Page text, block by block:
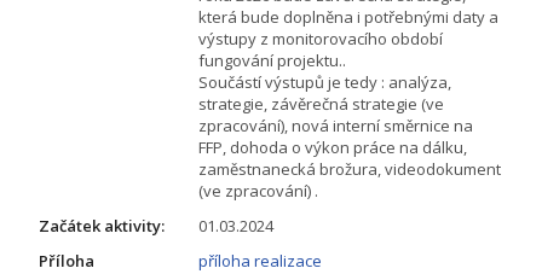
která bude doplněna i potřebnými daty a
výstupy z monitorovacího období
fungování projektu..
Součástí výstupů je tedy : analýza,
strategie, závěrečná strategie (ve
zpracování), nová interní směrnice na
FFP, dohoda o výkon práce na dálku,
zaměstnanecká brožura, videodokument
(ve zpracování) .
Začátek aktivity:
01.03.2024
Příloha
příloha realizace